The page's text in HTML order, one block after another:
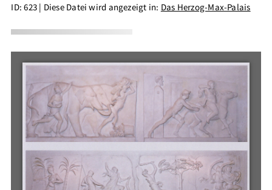
ID: 623| Diese Datei wird angezeigt in: Das Herzog-Max-Palais